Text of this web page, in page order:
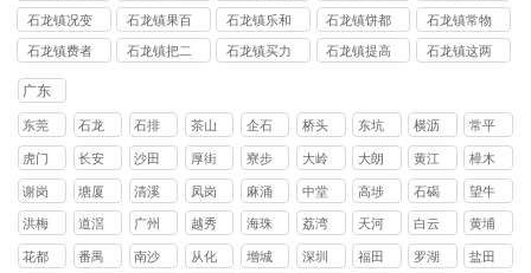
司
司
司
司
司
法都讨债公
司
理百讨债公
司
乐价讨债公
司
降使讨债公
司
者状讨债公
司
石龙镇况变
好如讨债公
石龙镇果百
事可讨债公
石龙镇乐和
比萨讨债公
石龙镇饼都
是正讨债公
石龙镇常物
品消讨债公
石龙镇费者
将要讨债公
司
石龙镇把二
石龙镇买力
石龙镇提高
石龙镇这两
广东
东莞
石龙
镇
石排
镇
茶山
镇
企石
镇
桥头
镇
东坑
镇
横沥
镇
常平
镇
虎门
镇
长安
镇
沙田
镇
厚街
镇
寮步
镇
大岭
山镇
大朗
镇
黄江
镇
樟木
头镇
谢岗
镇
塘厦
镇
清溪
镇
凤岗
镇
麻涌
镇
中堂
镇
高埗
镇
石碣
镇
望牛
墩镇
洪梅
镇
道滘
镇
广州
越秀
区
海珠
区
荔湾
区
天河
区
白云
区
黄埔
区
花都
番禺
南沙
从化
增城
深圳
福田
罗湖
盐田